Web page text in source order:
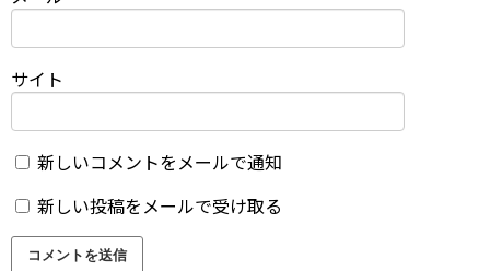
サイト
新しいコメントをメールで通知
新しい投稿をメールで受け取る